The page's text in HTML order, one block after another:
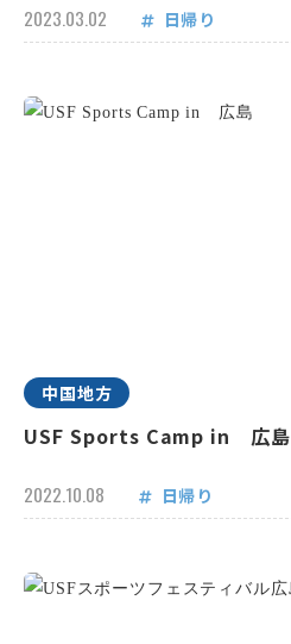
2023.03.02 日帰り
中国地方
USF Sports Camp in 広島
2022.10.08 日帰り